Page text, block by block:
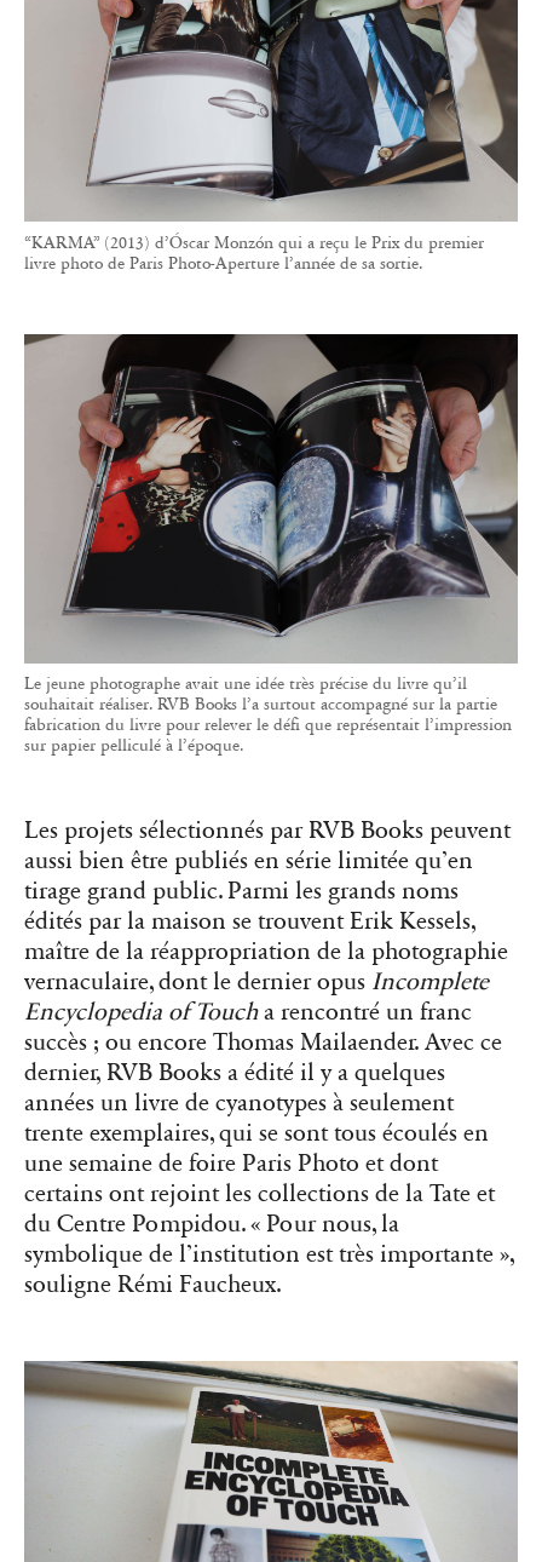
“KARMA” (2013) d’Óscar Monzón qui a reçu le Prix du premier
livre photo de Paris Photo-Aperture l’année de sa sortie.
Le jeune photographe avait une idée très précise du livre qu’il
souhaitait réaliser. RVB Books l’a surtout accompagné sur la partie
fabrication du livre pour relever le défi que représentait l’impression
sur papier pelliculé à l’époque.
Les projets sélectionnés par RVB Books peuvent
aussi bien être publiés en série limitée qu’en
tirage grand public. Parmi les grands noms
édités par la maison se trouvent Erik Kessels,
vernaculaire, dont le dernier opusIncomplete
Encyclopedia of Touch
a rencontré un franc
succès ; ou encore Thomas Mailaender. Avec ce
dernier, RVB Books a édité il y a quelques
années un livre de cyanotypes à seulement
trente exemplaires, qui se sont tous écoulés en
une semaine de foire Paris Photo et dont
certains ont rejoint les collections de la Tate et
du Centre Pompidou. « Pour nous, la
symbolique de l’institution est très importante »,
souligne Rémi Faucheux.
“Incomplete Encyclopedia of Touch” (2024) d’Erik Kessels rassemble